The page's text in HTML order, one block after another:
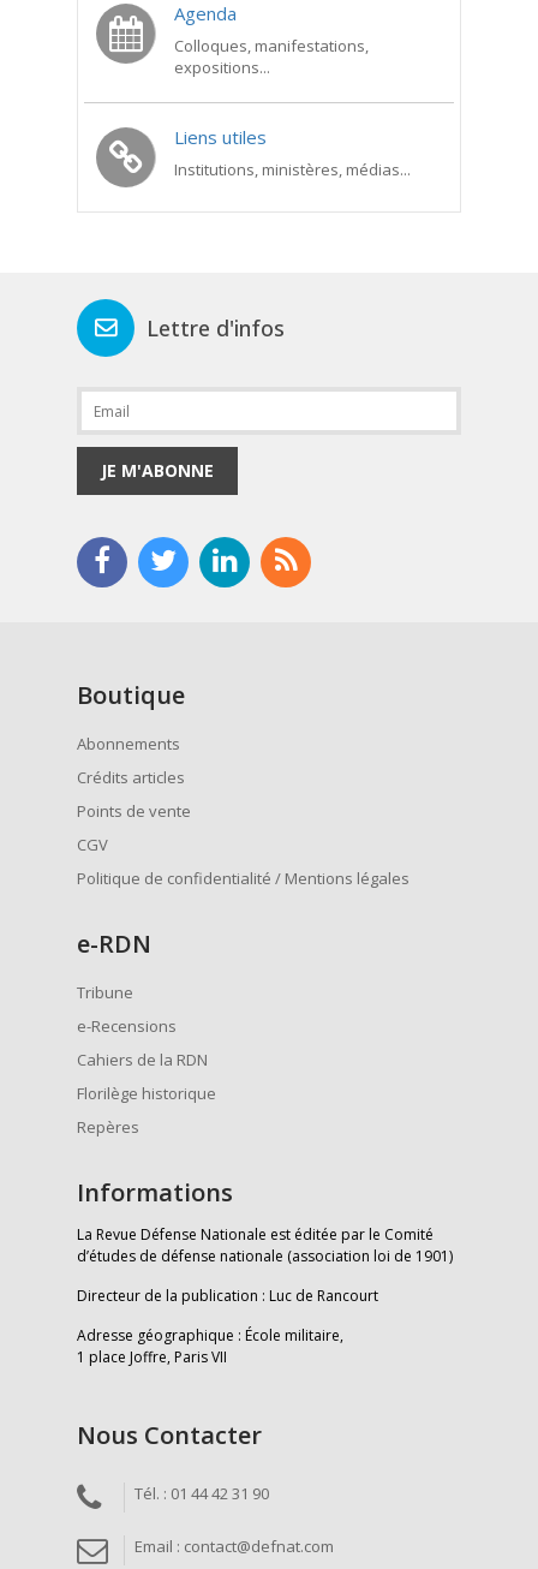
Agenda
Colloques, manifestations,
expositions...
Liens utiles
Institutions, ministères, médias...
Lettre d'infos
JE M'ABONNE
Boutique
Abonnements
Crédits articles
Points de vente
CGV
Politique de confidentialité / Mentions légales
e-RDN
Tribune
e-Recensions
Cahiers de la RDN
Florilège historique
Repères
Informations
La Revue Défense Nationale est éditée par le Comité
d’études de défense nationale (association loi de 1901)
Directeur de la publication : Luc de Rancourt
Adresse géographique : École militaire,
1 place Joffre, Paris VII
Nous Contacter
Tél. : 01 44 42 31 90
Email : contact@defnat.com